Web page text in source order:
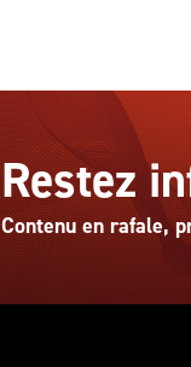
Restez
Contenu en rafale,